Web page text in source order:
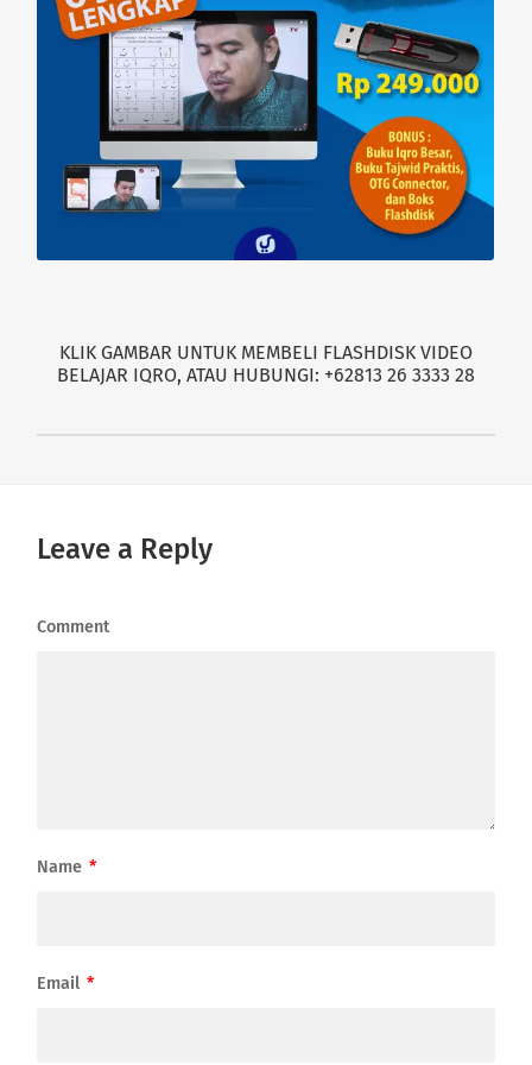
KLIK GAMBAR UNTUK MEMBELI FLASHDISK VIDEO
BELAJAR IQRO, ATAU HUBUNGI: +62813 26 3333 28
Leave a Reply
Comment
Name *
Email *